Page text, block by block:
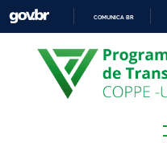
COMUNICA BR